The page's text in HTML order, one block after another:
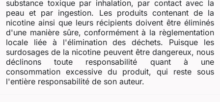
substance toxique par inhalation, par contact avec la
peau et par ingestion. Les produits contenant de la
nicotine ainsi que leurs récipients doivent être éliminés
d'une manière sûre, conformément à la règlementation
locale liée à l'élimination des déchets. Puisque les
surdosages de la nicotine peuvent être dangereux, nous
déclinons toute responsabilité quant à une
consommation excessive du produit, qui reste sous
l'entière responsabilité de son auteur.